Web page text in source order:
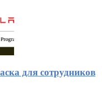
для сотрудников